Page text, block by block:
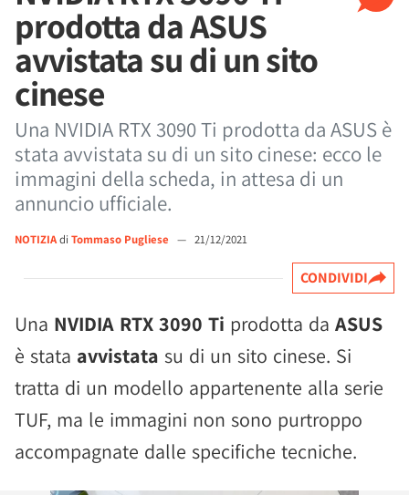
prodotta da ASUS
avvistata su di un sito
cinese
Una NVIDIA RTX 3090 Ti prodotta da ASUS è
stata avvistata su di un sito cinese: ecco le
immagini della scheda, in attesa di un
annuncio ufficiale.
NOTIZIAdi Tommaso Pugliese — 21/12/2021
CONDIVIDI
Una NVIDIA RTX 3090 Ti prodotta da ASUS
è stata avvistata su di un sito cinese. Si
tratta di un modello appartenente alla serie
TUF, ma le immagini non sono purtroppo
accompagnate dalle specifiche tecniche.